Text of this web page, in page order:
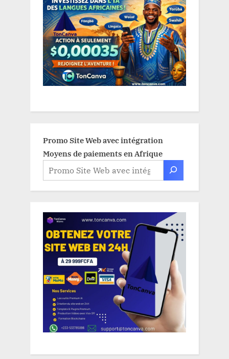
Promo Site Web avec intégration
Moyens de paiements en Afrique